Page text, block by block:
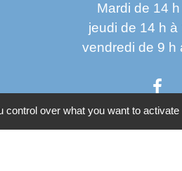
Mardi de 14
jeudi de 14 h à
vendredi de 9 h
over what you want to activate